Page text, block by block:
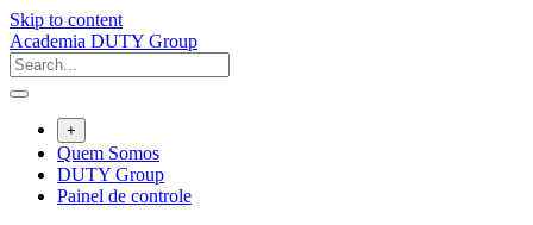
Skip to content
Academia DUTY Group
+
Quem Somos
DUTY Group
Painel de controle